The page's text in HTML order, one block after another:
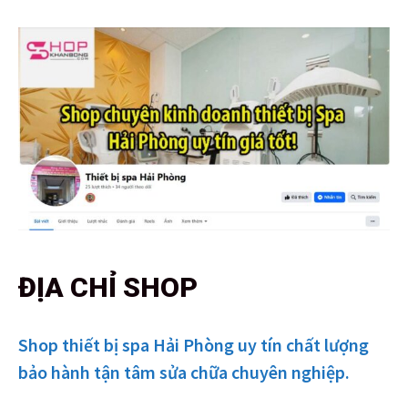
ĐỊA CHỈ SHOP
Shop thiết bị spa Hải Phòng uy tín chất lượng
bảo hành tận tâm sửa chữa chuyên nghiệp.